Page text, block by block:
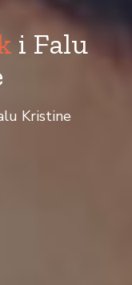
i Falu
Kristine